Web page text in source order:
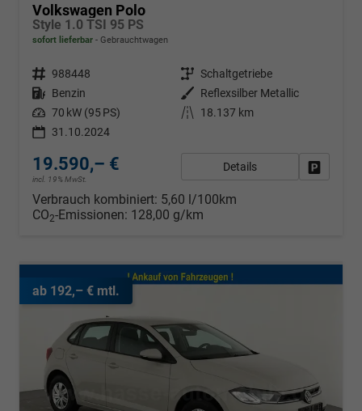
Volkswagen Polo
Style 1.0 TSI 95 PS
sofort lieferbar Gebrauchtwagen
Fahrzeugnr. 988448 Getriebe Schaltgetriebe
Kraftstoff Benzin Außenfarbe
Reflexsilber Metallic
Leistung 70 kW (95 PS) Kilometerstand
18.137 km
31.10.2024
19.590,– €
incl. 19% MwSt.
Details
Verbrauch kombiniert: 5,60 l/100km
CO2-Emissionen: 128,00 g/km
ab 192,– € mtl.